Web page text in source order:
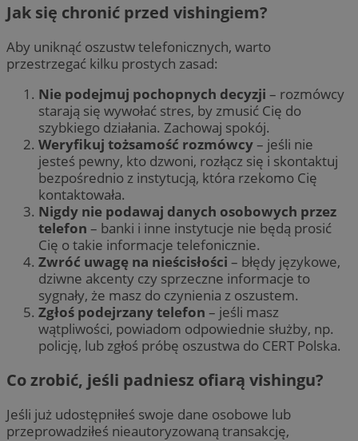
Jak się chronić przed vishingiem?
Aby uniknąć oszustw telefonicznych, warto
przestrzegać kilku prostych zasad:
Nie podejmuj pochopnych decyzji – rozmówcy
starają się wywołać stres, by zmusić Cię do
szybkiego działania. Zachowaj spokój.
Weryfikuj tożsamość rozmówcy– jeśli nie
jesteś pewny, kto dzwoni, rozłącz się i skontaktuj
bezpośrednio z instytucją, która rzekomo Cię
kontaktowała.
Nigdy nie podawaj danych osobowych przez
telefon – banki i inne instytucje nie będą prosić
Cię o takie informacje telefonicznie.
Zwróć uwagę na nieścisłości – błędy językowe,
dziwne akcenty czy sprzeczne informacje to
sygnały, że masz do czynienia z oszustem.
Zgłoś podejrzany telefon – jeśli masz
wątpliwości, powiadom odpowiednie służby, np.
policję, lub zgłoś próbę oszustwa do CERT Polska.
Co zrobić, jeśli padniesz ofiarą vishingu?
Jeśli już udostępniłeś swoje dane osobowe lub
przeprowadziłeś nieautoryzowaną transakcję,